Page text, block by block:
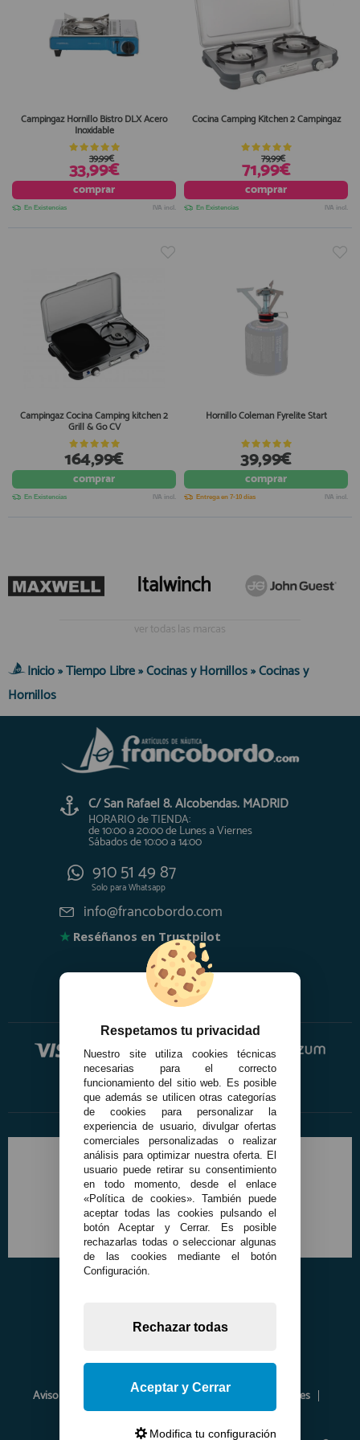
Campingaz Hornillo Bistro DLX Acero
Inoxidable
33,99€
39,99€
comprar
En Existencias IVA incl.
Cocina Camping Kitchen 2 Campingaz
71,99€
79,99€
comprar
En Existencias IVA incl.
Campingaz Cocina Camping kitchen 2
Grill & Go CV
164,99€
comprar
En Existencias IVA incl.
Hornillo Coleman Fyrelite Start
39,99€
comprar
Entrega en 7-10 días IVA incl.
Italwinch
ver todas las marcas
Inicio»Tiempo Libre»Cocinas y Hornillos»Cocinas y
Hornillos
C/ San Rafael 8. Alcobendas. MADRID
HORARIO de TIENDA:
de 10:00 a 20:00 de Lunes a Viernes
Sábados de 10:00 a 14:00
910 51 49 87
Solo paraWhatsapp
info@francobordo.com
★ Reséñanos en Trustpilot
Aviso Legal Política de Privacidad
Política de Cookies
Envíos y Devoluciones
Opiniones
Respetamos tu privacidad
Nuestro site utiliza cookies técnicas
necesarias para el correcto
funcionamiento del sitio web. Es posible
que además se utilicen otras categorías
de cookies para personalizar la
experiencia de usuario, divulgar ofertas
comerciales personalizadas o realizar
análisis para optimizar nuestra oferta. El
usuario puede retirar su consentimiento
en todo momento, desde el enlace
«Política de cookies». También puede
aceptar todas las cookies pulsando el
botón Aceptar y Cerrar. Es posible
rechazarlas todas o seleccionar algunas
de las cookies mediante el botón
Configuración.
Rechazar todas
Aceptar y Cerrar
Modifica tu configuración